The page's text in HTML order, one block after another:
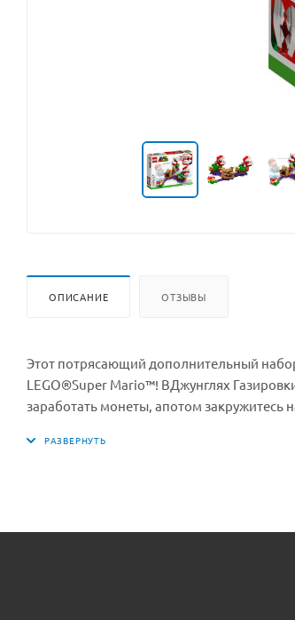
ОПИСАНИЕ ОТЗЫВЫ
Этот потрясающий дополнительный
LEGO®Super Mario™! ВДжунглях
заработать монеты, апотом закружитесь
испытание растения-пираньи» (71382)
Прыгните навсе три, пока некончилось
8см.вширину и16см.вглубину вбазовом